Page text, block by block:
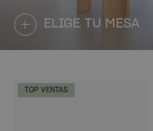
ELIGE TU MESA
TOP VENTAS